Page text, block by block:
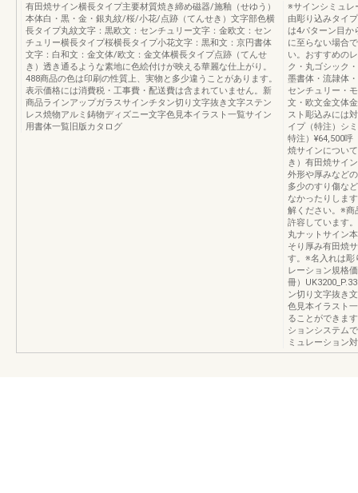
有田焼サイン横長タイプ主要材質焼き締め磁器/施釉（せゆう）
本体白・黒・金・銀丸紋/桜/小花/点跡（てんせき）文字部色横
長タイプ丸紋文字：黒欧文：センチュリー文字：金欧文：セン
チュリー横長タイプ桜横長タイプ小花文字：黒和文：京円書体
文字：白和文：金文体/欧文：金文体横長タイプ点跡（てんせ
き）透き通るような素地に色絵付けが映える華麗な仕上がり。
488商品の色は印刷の性質上、実物と多少違うことがあります。
表示価格には消費税・工事費・配送費は含まれていません。新
商品ラインアップガラスサインチタン切り文字抜き文字ステン
レス焼物アルミ鋳物ディズニー文字色見本イラスト一覧サイン
用書体一覧旧版カタログ
※サインシミュレ
由彫り込みタイ
は4パターン目か
に至らない場合
い。おすすめの
ク・丸ゴシック
墨書体・流隷体
センチュリー・
文・欧文金文体
スト彫込みには
イプ（特注）シ
特注）¥64,500
焼サインについ
き）有田焼サイ
外形や厚みなど
多少のすり傷な
なかったりしま
解ください。※商
許容しています
丸ナットサイン
そり厚み有田焼
す。※名入れは彫
レーション規格
冊）
ン切り文字抜き
色見本イラスト
ることができま
ションシステム
ミュレーション